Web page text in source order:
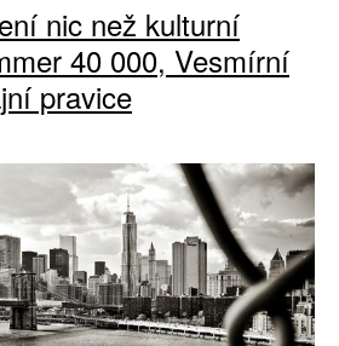
nic než kulturní
40 000, Vesmírní
pravice